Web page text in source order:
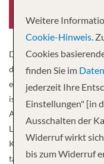
Dieses Schiff hat schon
dato größten Royal
erneuerten Version
ist nicht nur das beste
Anfang einer Revolution
Liebling der Oasis-
Kinder jeden Alters, noch
tanken und Schatten
Weitere
Cookie-Hinweis.
Cookies
finden Sie im
jederzeit Ihre
Einstellungen" [in
Ausschalten der
Widerruf wirkt
bis zum Widerruf